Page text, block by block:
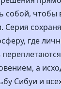
собой, чтобы
Серия
где
а
Сибуи и